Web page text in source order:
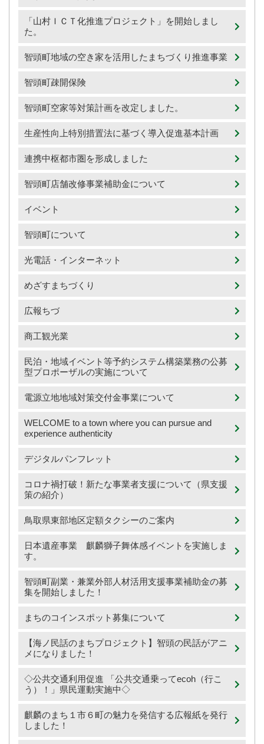
「山村ＩＣＴ化推進プロジェクト」を開始しまし
た。
智頭町地域の空き家を活用したまちづくり推進事業
智頭町疎開保険
智頭町空家等対策計画を改定しました。
生産性向上特別措置法に基づく導入促進基本計画
連携中枢都市圏を形成しました
智頭町店舗改修事業補助金について
イベント
智頭町について
光電話・インターネット
めざすまちづくり
広報ちづ
商工観光業
民泊・地域イベント等予約システム構築業務の公募
型プロポーザルの実施について
電源立地地域対策交付金事業について
WELCOME to a town where you can pursue and
experience authenticity
デジタルパンフレット
コロナ禍打破！新たな事業者支援について（県支援
策の紹介）
鳥取県東部地区定額タクシーのご案内
日本遺産事業 麒麟獅子舞体感イベントを実施しま
す。
智頭町副業・兼業外部人材活用支援事業補助金の募
集を開始しました！
まちのコインスポット募集について
【海ノ民話のまちプロジェクト】智頭の民話がアニ
メになりました！
◇公共交通利用促進 「公共交通乗ってecoh（行こ
う）！」県民運動実施中◇
麒麟のまち１市６町の魅力を発信する広報紙を発行
しました！